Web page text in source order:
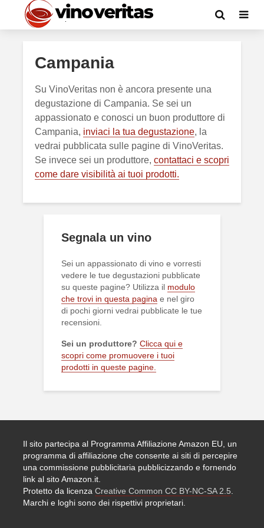
Campania
Su VinoVeritas non è ancora presente una
degustazione di Campania. Se sei un
appassionato e conosci un buon produttore di
Campania, inviaci la tua degustazione, la
vedrai pubblicata sulle pagine di VinoVeritas.
Se invece sei un produttore, contattaci e scopri
come dare visibilità ai tuoi prodotti.
Segnala un vino
Sei un appassionato di vino e vorresti
vedere le tue degustazioni pubblicate
su queste pagine? Utilizza il modulo
che trovi in questa pagina e nel giro
di pochi giorni vedrai pubblicate le tue
recensioni.
Sei un produttore? Clicca qui e
scopri come promuovere i tuoi
prodotti in queste pagine.
Il sito partecipa al Programma Affiliazione Amazon EU, un
programma di affiliazione che consente ai siti di percepire
una commissione pubblicitaria pubblicizzando e fornendo
link al sito Amazon.it.
Protetto da licenza Creative Common CC BY-NC-SA 2.5
Marchi e loghi sono dei rispettivi proprietari.